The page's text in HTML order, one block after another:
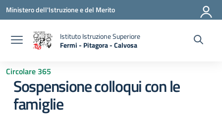
Vai ai contenuti
Vai al menu di navigazione
Vai al footer
Ministero dell'Istruzione e del Merito
Istituto Istruzione Superiore
Fermi - Pitagora - Calvosa
— Visita la pagina iniziale della scuola
Circolare 365
Sospensione colloqui con le
famiglie